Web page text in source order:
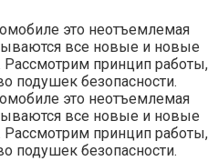
это неотъемлемая
все новые и новые
Рассмотрим принцип работы,
подушек безопасности.
это неотъемлемая
все новые и новые
Рассмотрим принцип работы,
подушек безопасности.